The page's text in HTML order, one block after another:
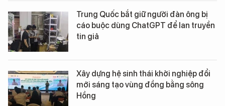
Trung Quốc bắt giữ người đàn ông bị
cáo buộc dùng ChatGPT để lan truyền
tin giả
Xây dựng hệ sinh thái khởi nghiệp đổi
mới sáng tạo vùng đồng bằng sông
Hồng